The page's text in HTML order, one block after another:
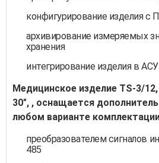
конфигурирование изделия с
архивирование измеряемых
хранения
интегрирование изделия в
Медицинское изделие TS-3/
30", , оснащается
любом варианте
преобразователем сигналов
485